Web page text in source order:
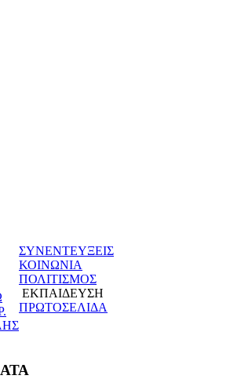
ΣΥΝΕΝΤΕΥΞΕΙΣ
ΚΟΙΝΩΝΙΑ
ΠΟΛΙΤΙΣΜΟΣ
ΕΚΠΑΙΔΕΥΣΗ
ΠΡΩΤΟΣΕΛΙΔΑ